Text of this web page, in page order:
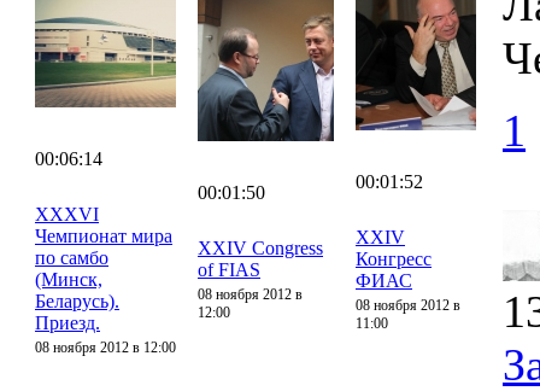
00:06:14
XXXVI
Чемпионат мира
по самбо
(Минск,
Беларусь).
Приезд.
08 ноября 2012 в 12:00
00:01:50
XXIV Congress
of FIAS
08 ноября 2012 в
12:00
00:01:52
XXIV
Конгресс
ФИАС
08 ноября 2012 в
11:00
1